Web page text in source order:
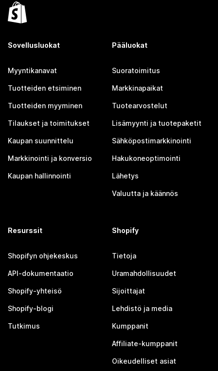
Sovellusluokat
Myyntikanavat
Tuotteiden etsiminen
Tuotteiden myyminen
Tilaukset ja toimitukset
Kaupan suunnittelu
Markkinointi ja konversio
Kaupan hallinnointi
Pääluokat
Suoratoimitus
Markkinapaikat
Tuotearvostelut
Lisämyynti ja tuotepaketit
Sähköpostimarkkinointi
Hakukoneoptimointi
Lähetys
Valuutta ja käännös
Resurssit
Shopifyn ohjekeskus
API-dokumentaatio
Shopify-yhteisö
Shopify-blogi
Tutkimus
Shopify
Tietoja
Uramahdollisuudet
Sijoittajat
Lehdistö ja media
Kumppanit
Affiliate-kumppanit
Oikeudelliset asiat